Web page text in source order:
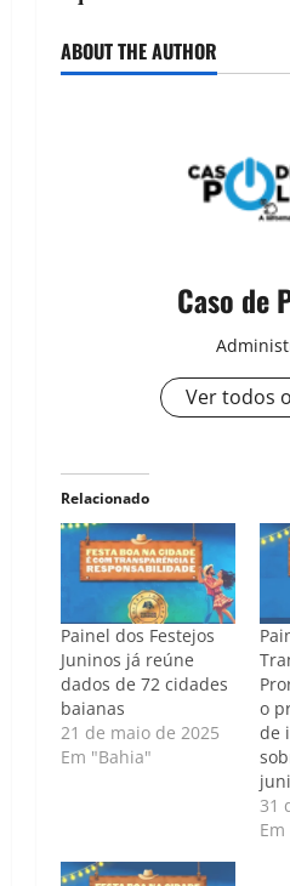
ABOUT THE AUTHOR
Caso de
Ver todos
Relacionado
Painel dos Festejos
Juninos já reúne
dados de 72 cidades
baianas
21 de maio de 2025
Em "Bahia"
o
de
31